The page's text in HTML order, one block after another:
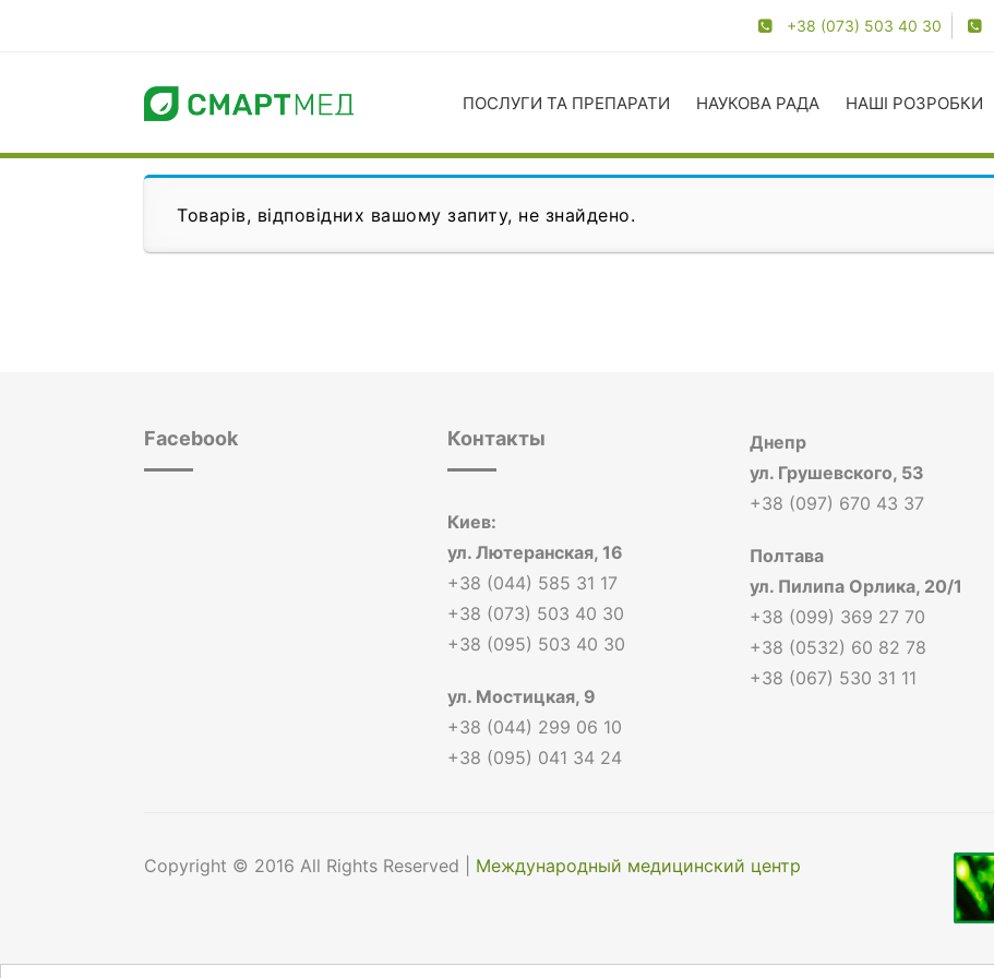
+38 (073) 503 40 30
ПОСЛУГИ ТА ПРЕПАРАТИ НАУКОВА РАДА НАШІ РОЗРОБКИ
Товарів, відповідних вашому запиту, не знайдено.
Facebook Контакты
Киев:
ул. Лютеранская, 16
+38 (044) 585 31 17
+38 (073) 503 40 30
+38 (095) 503 40 30
ул. Мостицкая, 9
+38 (044) 299 06 10
+38 (095) 041 34 24
Днепр
ул. Грушевского, 53
+38 (097) 670 43 37
Полтава
ул. Пилипа Орлика, 20/1
+38 (099) 369 27 70
+38 (0532) 60 82 78
+38 (067) 530 31 11
Copyright © 2016 All Rights Reserved | Международный медицинский центр